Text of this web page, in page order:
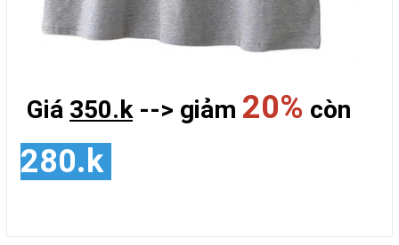
Giá 350.k--> giảm 20% còn
280.k